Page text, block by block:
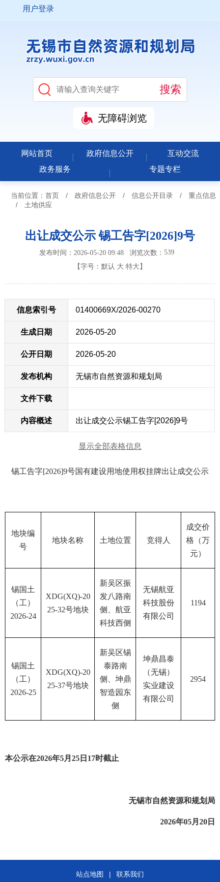
用户登录
无障碍浏览
网站首页 政府信息公开
互动交流
政务服务
专题专栏
当前位置： 首页 / 政府信息公开 / 信息公开目录 /
重点信息
/
土地供应
出让成交公示 锡工告字[2026]9号
发布时间：2026-05-20 09:48 浏览次数： 539
【字号： 默认 大 特大 】
信息索引号 01400669X/2026-00270
生成日期 2026-05-20
公开日期 2026-05-20
发布机构 无锡市自然资源和规划局
文件下载
内容概述 出让成交公示锡工告字[2026]9号
显示全部表格信息
锡工告字[2026]9号国有建设用地使用权挂牌出让成交公示
地块编
号
地块名称 土地位置 竞得人
成交价
格（万
元）
锡国土
（工）
2026-24
XDG(XQ)-20
25-32号地块
新吴区振
发八路南
侧、航亚
科技西侧
无锡航亚
科技股份
有限公司
1194
锡国土
（工）
2026-25
XDG(XQ)-20
25-37号地块
新吴区锡
泰路南
侧、坤鼎
智造园东
侧
坤鼎昌泰
（无锡）
实业建设
有限公司
2954
本公示在2026年5月 25 日 17时截止
无锡市自然资源和规划局
2026年05月20日
站点地图 | 联系我们